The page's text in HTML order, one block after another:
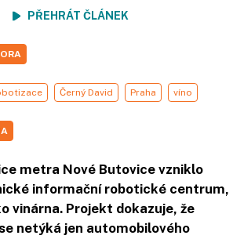
PŘEHRÁT ČLÁNEK
Černý David Praha víno
metra Nové Butovice vzniklo
informační robotické centrum,
vinárna. Projekt dokazuje, že
netýká jen automobilového